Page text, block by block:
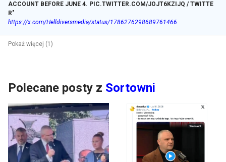
ACCOUNT BEFORE JUNE 4. PIC.TWITTER.COM/JOJT6KZIJQ / TWITTE
R"
https://x.com/Helldiversmedia/status/1786276298689761466
Pokaż więcej (1)
Polecane posty z Sortowni